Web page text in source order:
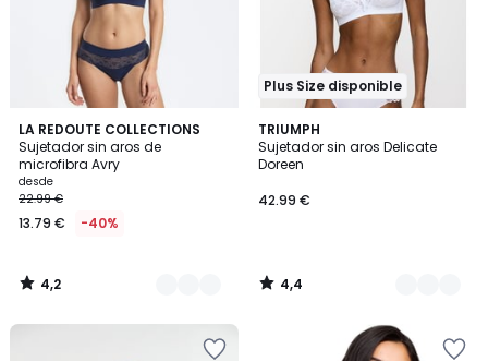
LA REDOUTE COLLECTIONS
Sujetador sin aros de
microfibra Avry
desde
22.99 €
13.79 € -40%
4,2
/ 5
3
Colores
4,2
/
Plus Size disponible
TRIUMPH
Sujetador sin aros Delicate
Doreen
42.99 €
4,4
/ 5
3
Colores
4,4
/